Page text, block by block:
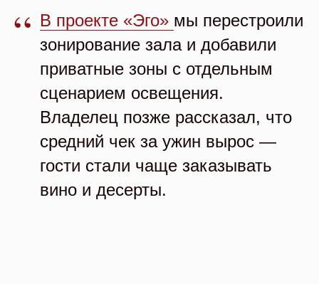
“ В проекте «Эго» мы перестроили
зонирование зала и добавили
приватные зоны с отдельным
сценарием освещения.
Владелец позже рассказал, что
средний чек за ужин вырос —
гости стали чаще заказывать
вино и десерты.